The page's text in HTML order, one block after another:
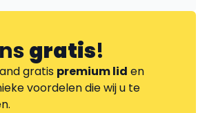
gratis!
gratis premium lid en
voordelen die wij u te